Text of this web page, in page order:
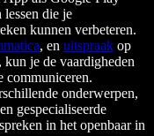
lessen die je
kunnen verbeteren.
, en uitspraak op
kun je de vaardigheden
communiceren.
onderwerpen,
gespecialiseerde
in het openbaar in